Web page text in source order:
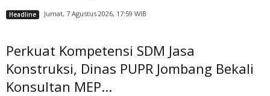
Headline Jumat, 7 Agustus 2026, 17:59 WIB
Perkuat Kompetensi SDM Jasa
Konstruksi, Dinas PUPR Jombang Bekali
Konsultan MEP...